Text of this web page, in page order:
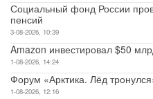
Социальный фонд России
пенсий
3-08-2026, 10:39
Amazon инвестировал $50
1-08-2026, 14:24
Форум «Арктика. Лёд
1-08-2026, 12:16